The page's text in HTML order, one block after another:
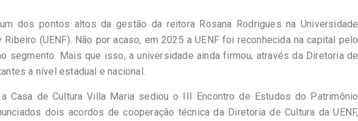
dos pontos altos da gestão da reitora Rosana Rodrigues na Universidade
(UENF). Não por acaso, em 2025 a UENF foi reconhecida na capital pelo
segmento. Mais que isso, a universidade ainda firmou, através da Diretoria de
a nível estadual e nacional.
Casa de Cultura Villa Maria sediou o III Encontro de Estudos do Patrimônio
dois acordos de cooperação técnica da Diretoria de Cultura da UENF,